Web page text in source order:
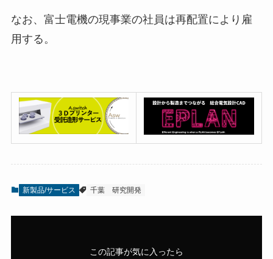
なお、富士電機の現事業の社員は再配置により雇
用する。
新製品/サービス 千葉 研究開発
この記事が気に入ったら